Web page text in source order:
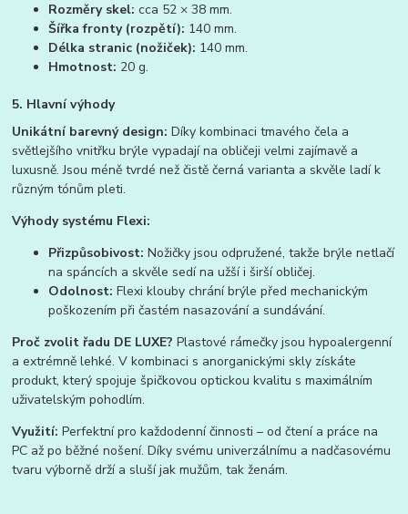
Rozměry skel: cca 52 × 38 mm.
Šířka fronty (rozpětí): 140 mm.
Délka stranic (nožiček): 140 mm.
Hmotnost: 20 g.
5. Hlavní výhody
Unikátní barevný design: Díky kombinaci tmavého čela a
světlejšího vnitřku brýle vypadají na obličeji velmi zajímavě a
luxusně. Jsou méně tvrdé než čistě černá varianta a skvěle ladí k
různým tónům pleti.
Výhody systému Flexi:
Přizpůsobivost: Nožičky jsou odpružené, takže brýle netlačí
na spáncích a skvěle sedí na užší i širší obličej.
Odolnost: Flexi klouby chrání brýle před mechanickým
poškozením při častém nasazování a sundávání.
Proč zvolit řadu DE LUXE? Plastové rámečky jsou hypoalergenní
a extrémně lehké. V kombinaci s anorganickými skly získáte
produkt, který spojuje špičkovou optickou kvalitu s maximálním
uživatelským pohodlím.
Využití: Perfektní pro každodenní činnosti – od čtení a práce na
PC až po běžné nošení. Díky svému univerzálnímu a nadčasovému
tvaru výborně drží a sluší jak mužům, tak ženám.